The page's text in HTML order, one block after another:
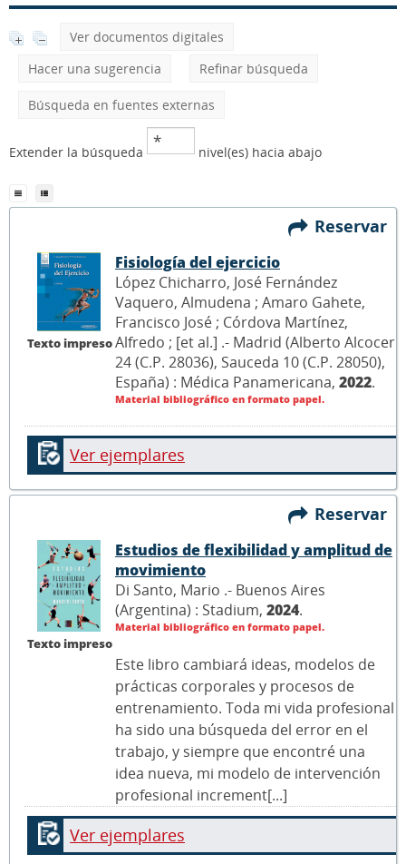
Ver documentos digitales
Hacer una sugerencia
Refinar búsqueda
Búsqueda en fuentes externas
Extender la búsqueda nivel(es) hacia abajo
Reservar
Texto impreso
Fisiología del ejercicio
López Chicharro, José Fernández
Vaquero, Almudena ; Amaro Gahete,
Francisco José ; Córdova Martínez,
Alfredo ; [et al.] .- Madrid (Alberto Alcocer
24 (C.P. 28036), Sauceda 10 (C.P. 28050),
España) : Médica Panamericana, 2022.
Material bibliográfico en formato papel.
Ver ejemplares
Reservar
Texto impreso
Estudios de flexibilidad y amplitud de
movimiento
Di Santo, Mario .- Buenos Aires
(Argentina) : Stadium, 2024.
Material bibliográfico en formato papel.
Este libro cambiará ideas, modelos de
prácticas corporales y procesos de
entrenamiento. Toda mi vida profesional
ha sido una búsqueda del error en el
trabajo, y siempre que encontré una
idea nueva, mi modelo de intervención
profesional increment[...]
Ver ejemplares